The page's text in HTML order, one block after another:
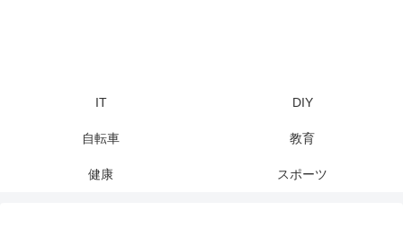
IT DIY
自転車 教育
健康 スポーツ